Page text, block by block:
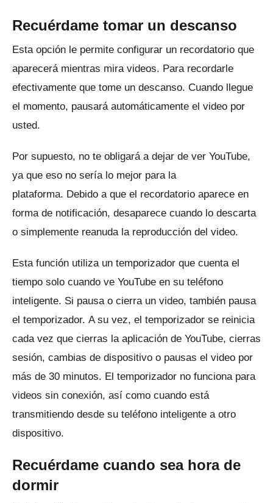
Recuérdame tomar un descanso
Esta opción le permite configurar un recordatorio que
aparecerá mientras mira videos. Para recordarle
efectivamente que tome un descanso. Cuando llegue
el momento, pausará automáticamente el video por
usted.
Por supuesto, no te obligará a dejar de ver YouTube,
ya que eso no sería lo mejor para la
plataforma. Debido a que el recordatorio aparece en
forma de notificación, desaparece cuando lo descarta
o simplemente reanuda la reproducción del video.
Esta función utiliza un temporizador que cuenta el
tiempo solo cuando ve YouTube en su teléfono
inteligente. Si pausa o cierra un video, también pausa
el temporizador. A su vez, el temporizador se reinicia
cada vez que cierras la aplicación de YouTube, cierras
sesión, cambias de dispositivo o pausas el video por
más de 30 minutos. El temporizador no funciona para
videos sin conexión, así como cuando está
transmitiendo desde su teléfono inteligente a otro
dispositivo.
Recuérdame cuando sea hora de
dormir